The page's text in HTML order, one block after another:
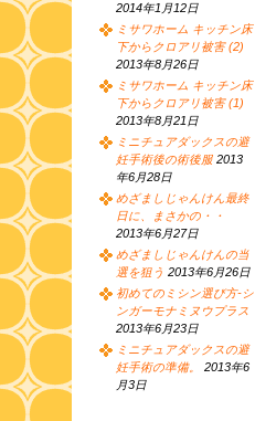
2014年1月12日
ミサワホーム キッチン床
下からクロアリ被害 (2)
2013年8月26日
ミサワホーム キッチン床
下からクロアリ被害 (1)
2013年8月21日
ミニチュアダックスの避
妊手術後の術後服 2013
年6月28日
めざましじゃんけん最終
日に、まさかの・・
2013年6月27日
めざましじゃんけんの当
選を狙う 2013年6月26日
初めてのミシン選び方-シ
ンガーモナミヌウプラス
2013年6月23日
ミニチュアダックスの避
妊手術の準備。
2013年6
月3日